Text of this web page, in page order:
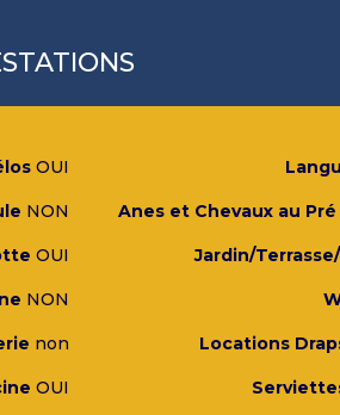
OUI
NON
OUI
NON
non
OUI
Anes et Chevaux au Pré
Jardin/
Locations